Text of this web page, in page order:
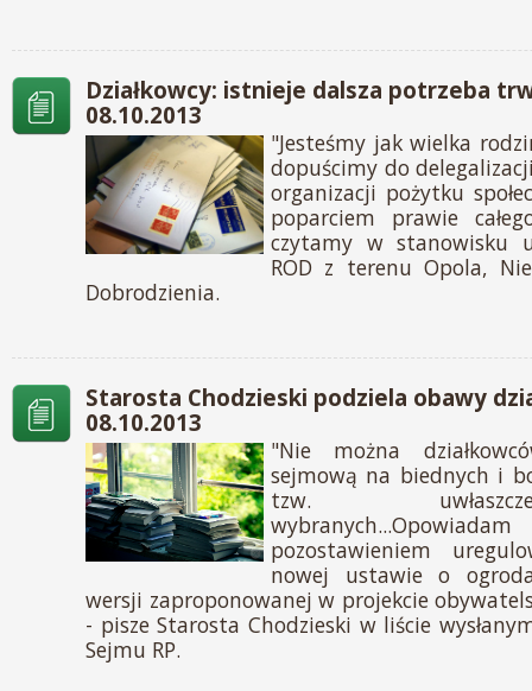
Działkowcy: istnieje dalsza potrzeba
08.10.2013
"Jesteśmy jak wielka
dopuścimy do
organizacji pożytku
poparciem prawie
czytamy w stanowisku
ROD z terenu Opola,
Dobrodzienia.
Starosta Chodzieski podziela obawy
08.10.2013
"Nie można
sejmową na biednych i
tzw.
pozostawieniem
nowej ustawie o
wersji zaproponowanej w projekcie
- pisze Starosta Chodzieski w liście
Sejmu RP.